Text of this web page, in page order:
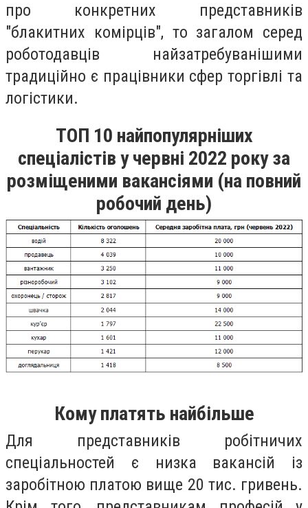
про конкретних представників
"блакитних комірців", то загалом серед
роботодавців найзатребуванішими
традиційно є працівники сфер торгівлі та
логістики.
ТОП 10 найпопулярніших
спеціалістів у червні 2022 року за
розміщеними вакансіями (на повний
робочий день)
Кому платять найбільше
Для представників робітничих
спеціальностей є низка вакансій із
заробітною платою вище 20 тис. гривень.